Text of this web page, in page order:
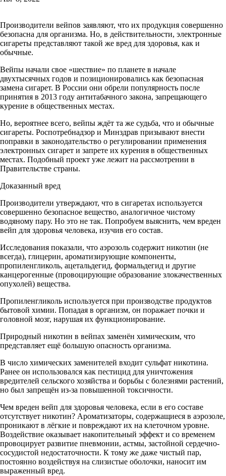
Производители вейпов заявляют, что их продукция совершенно
безопасна для организма. Но, в действительности, электронные
сигареты представляют такой же вред для здоровья, как и
обычные.
Вейпы начали свое «шествие» по планете в начале
двухтысячных годов и позиционировались как безопасная
замена сигарет. В России они обрели популярность после
принятия в 2013 году антитабачного закона, запрещающего
курение в общественных местах.
Но, вероятнее всего, вейпы ждёт та же судьба, что и обычные
сигареты. Роспотребнадзор и Минздрав призывают внести
поправки в законодательство о регулировании применения
электронных сигарет и запрете их курения в общественных
местах. Подобный проект уже лежит на рассмотрении в
Правительстве страны.
Доказанный вред
Производители утверждают, что в сигаретах используется
совершенно безопасное вещество, аналогичное чистому
водяному пару. Но это не так. Попробуем выяснить, чем вреден
вейп для здоровья человека, изучив его состав.
Исследования показали, что аэрозоль содержит никотин (не
всегда), глицерин, ароматизирующие компоненты,
пропиленгликоль, ацетальдегид, формальдегид и другие
канцерогенные (провоцирующие образование злокачественных
опухолей) вещества.
Пропиленгликоль используется при производстве продуктов
бытовой химии. Попадая в организм, он поражает почки и
головной мозг, нарушая их функционирование.
Природный никотин в вейпах заменён химическим, что
представляет ещё большую опасность организма.
В число химических заменителей входит сульфат никотина.
Ранее он использовался как пестицид для уничтожения
вредителей сельского хозяйства и борьбы с болезнями растений,
но был запрещён из-за повышенной токсичности.
Чем вреден вейп для здоровья человека, если в его составе
отсутствует никотин? Ароматизаторы, содержащиеся в аэрозоле,
проникают в лёгкие и повреждают их на клеточном уровне.
Воздействие оказывает накопительный эффект и со временем
провоцирует развитие пневмонии, астмы, застойной сердечно-
сосудистой недостаточности. К тому же даже чистый пар,
постоянно воздействуя на слизистые оболочки, наносит им
выраженный вред.